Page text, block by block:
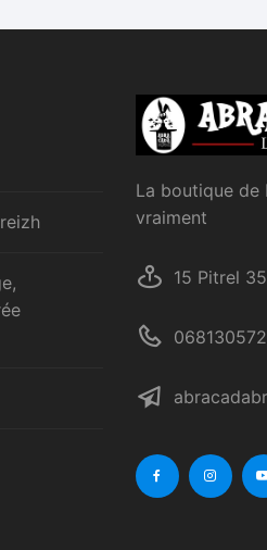
La boutique de
vraiment
15 Pitrel